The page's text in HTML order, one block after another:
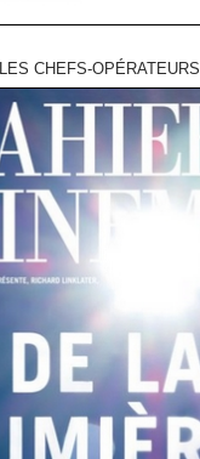
LES CHEFS-OPÉRATEURS